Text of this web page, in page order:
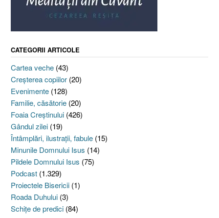
CATEGORII ARTICOLE
Cartea veche (43)
Creşterea copiilor (20)
Evenimente (128)
Familie, căsătorie (20)
Foaia Creştinului (426)
Gândul zilei (19)
Întâmplări, ilustraţii, fabule (15)
Minunile Domnului Isus (14)
Pildele Domnului Isus (75)
Podcast (1.329)
Proiectele Bisericii (1)
Roada Duhului (3)
Schiţe de predici (84)